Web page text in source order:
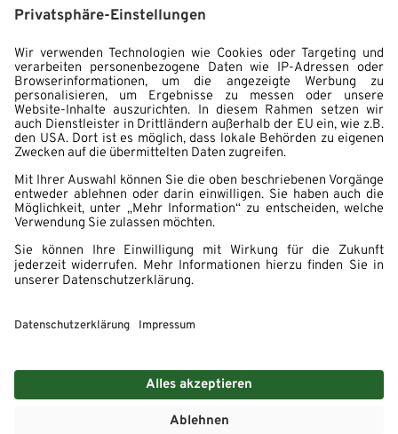
Impressum
Datenschutz
Erklärung zur Barrierefreiheit
Cookie Einstellungen